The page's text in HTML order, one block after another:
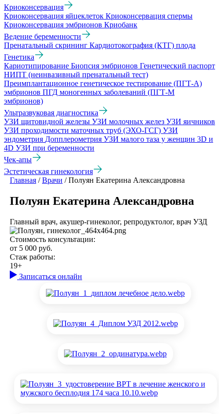
Криоконсервация
Криоконсервация яйцеклеток Криоконсервация спермы
Криоконсервация эмбрионов Криобанк
Ведение беременности
Пренатальный скрининг Кардиотокография (КТГ) плода
Генетика
Кариотипирование Биопсия эмбрионов Генетический паспорт
НИПТ (неинвазивный пренатальный тест)
Преимплантационное генетическое тестирование (ПГТ-А)
эмбрионов ПГД моногенных заболеваний (ПГТ-М
эмбрионов)
Ультразвуковая диагностика
УЗИ щитовидной железы УЗИ молочных желез УЗИ яичников
УЗИ проходимости маточных труб (ЭХО-ГСГ) УЗИ
эндометрия Допплерометрия УЗИ малого таза у женщин 3D и
4D УЗИ при беременности
Чек-апы
Эстетическая гинекология
Главная /Врачи /Полуян Екатерина Александровна
Полуян Екатерина Александровна
Главный врач, акушер-гинеколог, репродуктолог, врач УЗД
Стоимость консультации:
от 5 000 руб.
Стаж работы:
19+
Записаться онлайн